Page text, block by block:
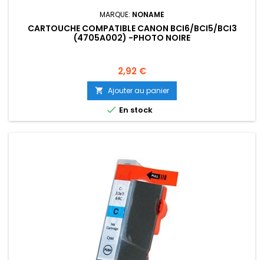
MARQUE: NONAME
CARTOUCHE COMPATIBLE CANON BCI6/BCI5/BCI3
(4705A002) -PHOTO NOIRE
Prix
2,92 €
 Ajouter au panier
 En stock